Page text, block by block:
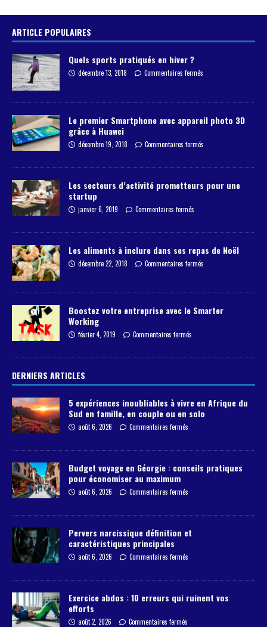
ARTICLE POPULAIRES
Quels sports pratiqués en hiver ?
décembre 13, 2018 Commentaires fermés
Le premier Smartphone avec appareil photo 3D
grâce à Huawei
décembre 19, 2018 Commentaires fermés
Les secteurs d’activité prometteurs pour une
startup
janvier 6, 2019 Commentaires fermés
Les aliments à inclure dans ses repas de Noël
décembre 22, 2018 Commentaires fermés
Boostez votre entreprise avec le Smarter
Working
février 4, 2019 Commentaires fermés
DERNIERS ARTICLES
5 expériences inoubliables à vivre en Afrique du
Sud en famille, en couple ou en solo
août 6, 2026 Commentaires fermés
Budget voyage en Géorgie : conseils pratiques
pour économiser au maximum
août 6, 2026 Commentaires fermés
Pervers narcissique définition et
caractéristiques principales
août 6, 2026 Commentaires fermés
Exercice abdos : 10 erreurs qui ruinent vos
efforts
août 2, 2026 Commentaires fermés